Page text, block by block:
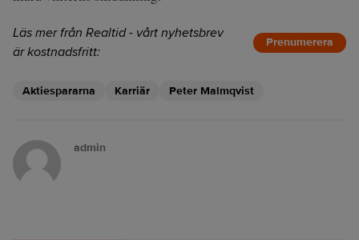
Läs mer från Realtid - vårt nyhetsbrev
är kostnadsfritt:
Prenumerera
Aktiespararna Karriär Peter Malmqvist
admin